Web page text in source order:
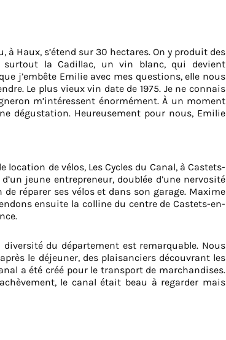
Haux, s’étend sur 30 hectares. On y produit des
la Cadillac, un vin blanc, qui devient
j’embête Emilie avec mes questions, elle nous
Le plus vieux vin date de 1975. Je ne connais
m’intéressent énormément. À un moment
dégustation. Heureusement pour nous, Emilie
de vélos, Les Cycles du Canal, à Castets-
jeune entrepreneur, doublée d’une nervosité
réparer ses vélos et dans son garage. Maxime
ensuite la colline du centre de Castets-en-
diversité du département est remarquable. Nous
le déjeuner, des plaisanciers découvrant les
a été créé pour le transport de marchandises.
le canal était beau à regarder mais